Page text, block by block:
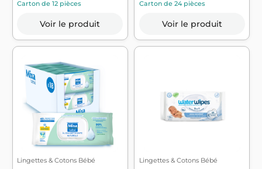
Carton de 12 pièces
Voir le produit
Carton de 24 pièces
Voir le produit
Lingettes & Cotons Bébé Lingettes & Cotons Bébé